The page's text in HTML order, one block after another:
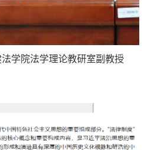
学院法学理论教研室副 教授